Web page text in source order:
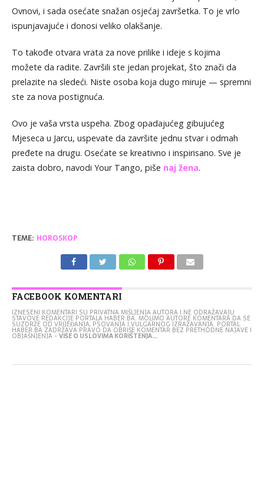
Ovnovi, i sada osećate snažan osjećaj završetka. To je vrlo
ispunjavajuće i donosi veliko olakšanje.
To takođe otvara vrata za nove prilike i ideje s kojima
možete da radite. Završili ste jedan projekat, što znači da
prelazite na sledeći. Niste osoba koja dugo miruje — spremni
ste za nova postignuća.
Ovo je vaša vrsta uspeha. Zbog opadajućeg gibujućeg
Mjeseca u Jarcu, uspevate da završite jednu stvar i odmah
pređete na drugu. Osećate se kreativno i inspirisano. Sve je
zaista dobro, navodi Your Tango, piše naj žena.
TEME: HOROSKOP
FACEBOOK KOMENTARI
IZNESENI KOMENTARI SU PRIVATNA MIŠLJENJA AUTORA I NE ODRAŽAVAJU
STAVOVE REDAKCIJE PORTALA HABER.BA. MOLIMO AUTORE KOMENTARA DA SE
SUZDRŽE OD VRIJEĐANJA, PSOVANJA I VULGARNOG IZRAŽAVANJA. PORTAL
HABER.BA ZADRŽAVA PRAVO DA OBRIŠE KOMENTAR BEZ PRETHODNE NAJAVE I
OBJAŠNJENJA -VIŠE O USLOVIMA KORIŠTENJA...